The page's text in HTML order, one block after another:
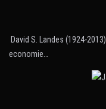
David S. Landes (1924-
economie…